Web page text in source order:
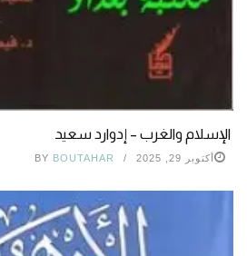
الإسلام والغرب – إدوارد سعيد
أكتوبر 29, 2025 BY BOUTAHAR